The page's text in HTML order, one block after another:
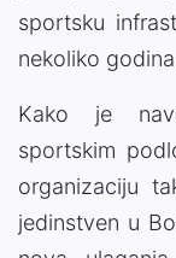
sportsku
nekoliko
Kako je
sportskim
organizaciju
jedinstven u